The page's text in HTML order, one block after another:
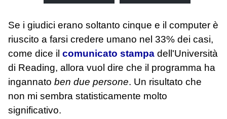
Se i giudici erano soltanto cinque e il computer è
riuscito a farsi credere umano nel 33% dei casi,
come dice il comunicato stampa dell'Università
di Reading, allora vuol dire che il programma ha
ingannato ben due persone. Un risultato che
non mi sembra statisticamente molto
significativo.